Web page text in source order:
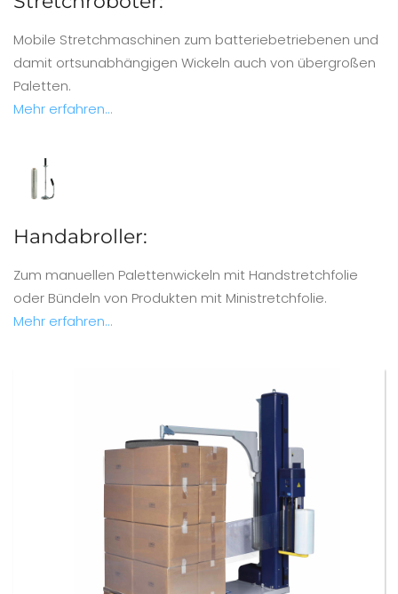
Mobile Stretchmaschinen zum batteriebetriebenen und
damit ortsunabhängigen Wickeln auch von übergroßen
Paletten.
Mehr erfahren...
Handabroller:
Zum manuellen Palettenwickeln mit Handstretchfolie
oder Bündeln von Produkten mit Ministretchfolie.
Mehr erfahren...